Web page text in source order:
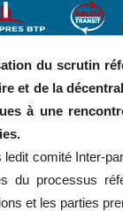
du scrutin
et de la
à une
comité Inter-
du processus
et les parties